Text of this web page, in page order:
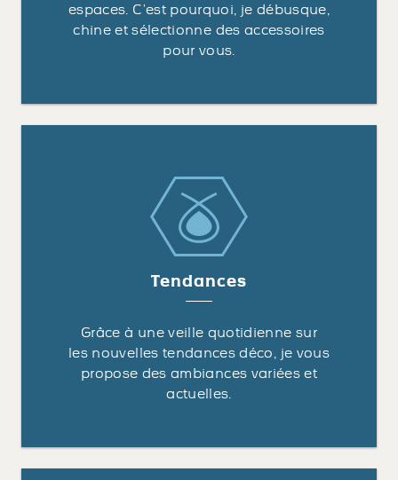
espaces. C’est pourquoi, je débusque,
chine et sélectionne des accessoires
pour vous.
Tendances
Grâce à une veille quotidienne sur
les nouvelles tendances déco, je vous
propose des ambiances variées et
actuelles.